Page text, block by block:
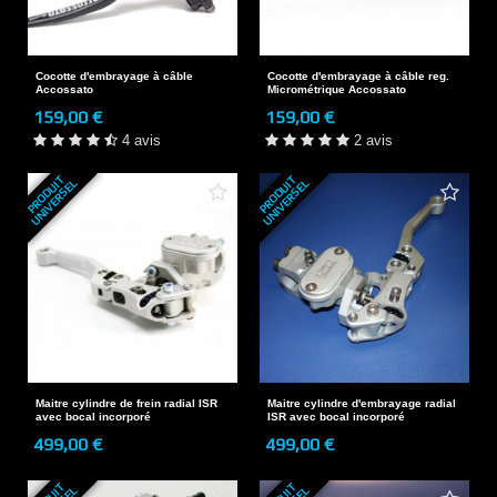
Cocotte d'embrayage à câble
Accossato
159,00 €
4 avis
Cocotte d'embrayage à câble reg.
Micrométrique Accossato
159,00 €
2 avis
P
R
O
D
U
I
T
U
N
I
V
E
R
S
E
L
Maitre cylindre de frein radial ISR
avec bocal incorporé
499,00 €
P
R
O
D
U
I
T
U
N
I
V
E
R
S
E
L
Maitre cylindre d'embrayage radial
ISR avec bocal incorporé
499,00 €